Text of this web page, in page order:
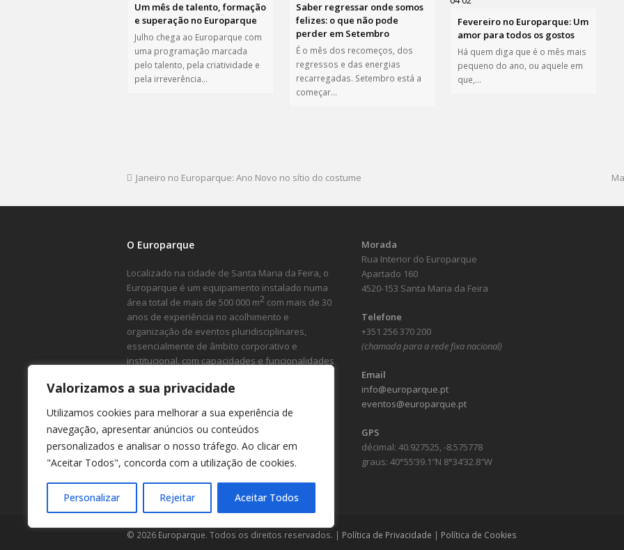
Valorizamos a sua privacidade
Utilizamos cookies para melhorar a sua experiência de
navegação, apresentar anúncios ou conteúdos
personalizados e analisar o nosso tráfego. Ao clicar em
"Aceitar Todos", concorda com a utilização de cookies.
Personalizar Rejeitar Aceitar Todos
Um mês de talento, formação
e superação no Europarque
Julho chega ao Europarque com
uma programação marcada
pelo talento, pela criatividade e
pela irreverência…
Saber regressar onde somos
felizes: o que não pode
perder em Setembro
É o mês dos recomeços, dos
regressos e das energias
recarregadas. Setembro está a
começar…
Fevereiro no Europarque: Um
amor para todos os gostos
Há quem diga que é o mês mais
pequeno do ano, ou aquele em
que,…
Janeiro no Europarque: Ano Novo no sítio do costume
O Europarque
Localizado na cidade de Santa Maria da Feira, o
Europarque é um equipamento instalado numa
área total de mais de 500 000 m2 com mais de 30
anos de experiência no acolhimento e
organização de eventos pluridisciplinares,
essencialmente de âmbito corporativo e
institucional, com capacidades e funcionalidades
Morada
Rua Interior do Europarque
Apartado 160
4520-153 Santa Maria da Feira
Telefone
+351 256 370 200
(chamada para a rede fixa nacional)
Email
info@europarque.pt
eventos@europarque.pt
GPS
décimal: 40.927525, -8.575778
graus: 40°55’39.1″N 8°34’32.8″W
© 2026 Europarque. Todos os direitos reservados. | Política de Privacidade | Política de Cookies